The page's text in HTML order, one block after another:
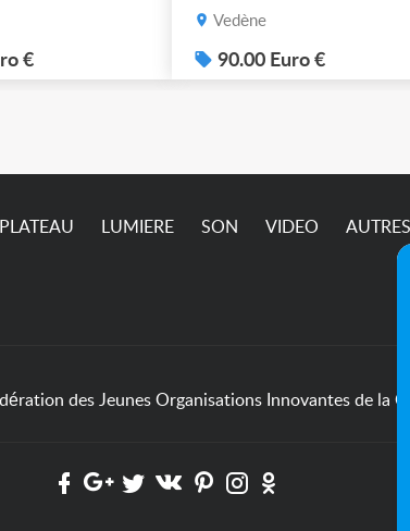
€
MR16 halogène ou LED
possible. 90€ le lot de 4.
Vedène
90.00 Euro €
PLATEAU LUMIERE SON VIDEO AUTRES
des Jeunes Organisations Innovantes de la